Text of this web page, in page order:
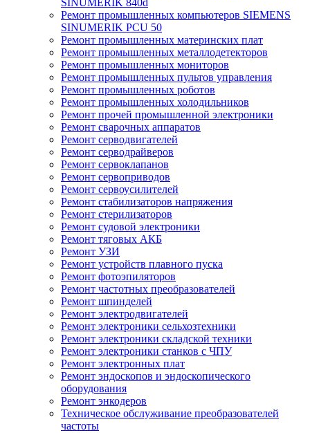
SINUMERIK 840d
Ремонт промышленных компьютеров SIEMENS
SINUMERIK PCU 50
Ремонт промышленных материнских плат
Ремонт промышленных металлодетекторов
Ремонт промышленных мониторов
Ремонт промышленных пультов управления
Ремонт промышленных роботов
Ремонт промышленных холодильников
Ремонт прочей промышленной электроники
Ремонт сварочных аппаратов
Ремонт серводвигателей
Ремонт серводрайверов
Ремонт сервоклапанов
Ремонт сервоприводов
Ремонт сервоусилителей
Ремонт стабилизаторов напряжения
Ремонт стерилизаторов
Ремонт судовой электроники
Ремонт тяговых АКБ
Ремонт УЗИ
Ремонт устройств плавного пуска
Ремонт фотоэпиляторов
Ремонт частотных преобразователей
Ремонт шпинделей
Ремонт электродвигателей
Ремонт электроники сельхозтехники
Ремонт электроники складской техники
Ремонт электроники станков с ЧПУ
Ремонт электронных плат
Ремонт эндоскопов и эндоскопического
оборудования
Ремонт энкодеров
Техническое обслуживание преобразователей
частоты